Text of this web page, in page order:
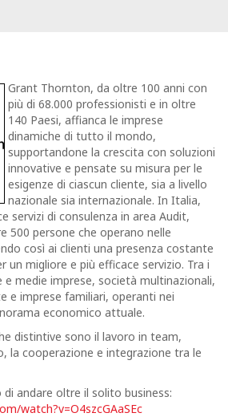
Grant Thornton, da oltre 100 anni con
più di 68.000 professionisti e in oltre
140 Paesi, affianca le imprese
dinamiche di tutto il mondo,
supportandone la crescita con soluzioni
innovative e pensate su misura per le
esigenze di ciascun cliente, sia a livello
nazionale sia internazionale. In Italia,
servizi di consulenza in area Audit,
500 persone che operano nelle
così ai clienti una presenza costante
migliore e più efficace servizio. Tra i
medie imprese, società multinazionali,
e imprese familiari, operanti nei
economico attuale.
distintive sono il lavoro in team,
la cooperazione e integrazione tra le
andare oltre il solito business:
watch?v=O4szcGAaSEc